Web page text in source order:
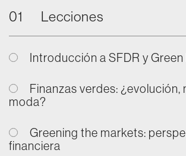
01 Lecciones
Introducción a SFDR y Green
Finanzas verdes: ¿evolución,
moda?
Greening the markets:
financiera